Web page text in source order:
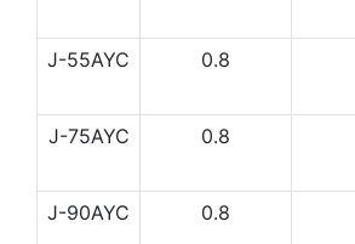
J-55AYC 0.8
J-75AYC 0.8
J-90AYC 0.8